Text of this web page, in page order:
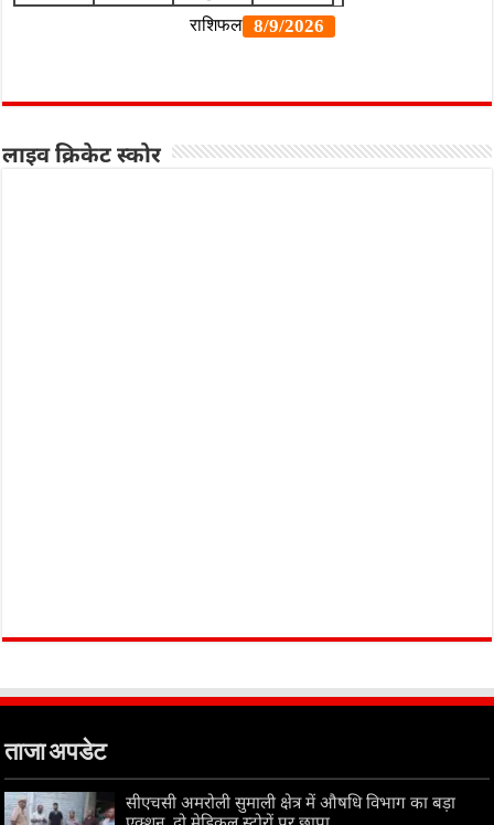
लाइव क्रिकेट स्कोर
ताजा अपडेट
सीएचसी अमरोली सुमाली क्षेत्र में औषधि विभाग का बड़ा